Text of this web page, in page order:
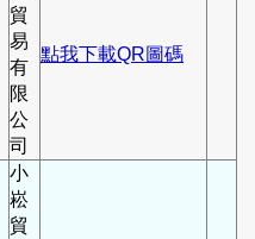
貿
易
有
限
公
司
點我下載QR圖碼
小
崧
貿